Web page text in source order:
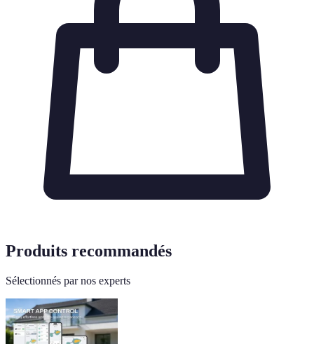
Produits recommandés
Sélectionnés par nos experts